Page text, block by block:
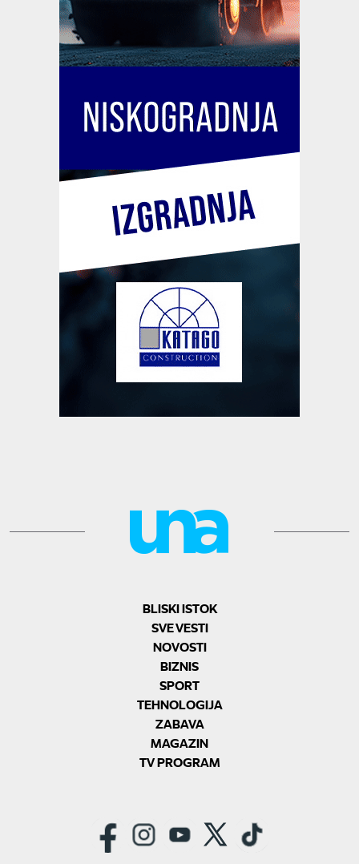
BLISKI ISTOK
SVE VESTI
NOVOSTI
BIZNIS
SPORT
TEHNOLOGIJA
ZABAVA
MAGAZIN
TV PROGRAM